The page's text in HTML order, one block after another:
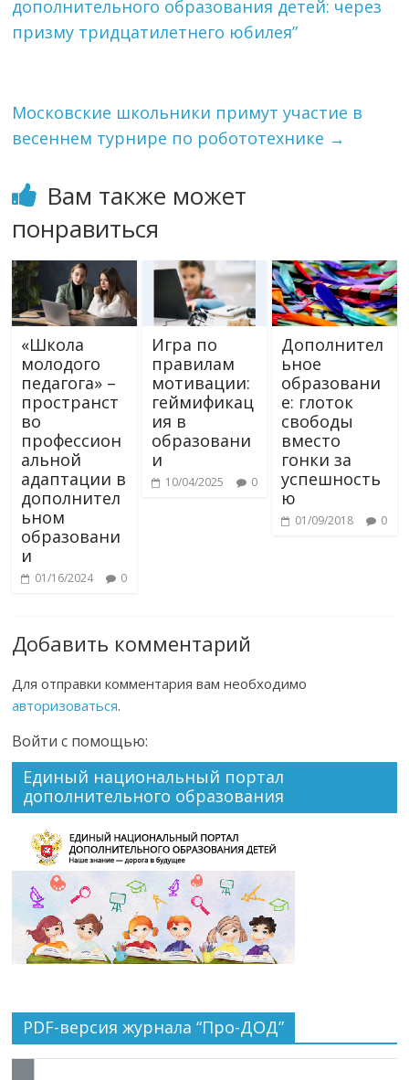
дополнительного образования детей: через
призму тридцатилетнего юбилея”
Московские школьники примут участие в
весеннем турнире по робототехнике →
Вам также может
понравиться
«Школа
молодого
педагога» –
пространст
во
профессион
альной
адаптации в
дополнител
ьном
образовани
и
01/16/2024 0
Игра по
правилам
мотивации:
геймификац
ия в
образовани
и
10/04/2025 0
Дополнител
ьное
образовани
е: глоток
свободы
вместо
гонки за
успешность
ю
01/09/2018 0
Добавить комментарий
Для отправки комментария вам необходимо
авторизоваться.
Войти с помощью:
Единый национальный портал
дополнительного образования
PDF-версия журнала “Про-ДОД”